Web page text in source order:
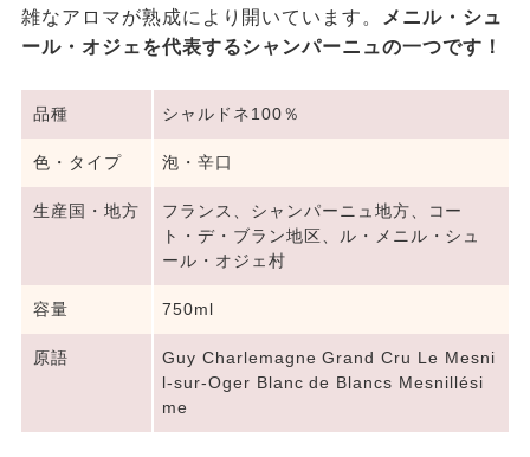
雑なアロマが熟成により開いています。
メニル・シュ
ール・オジェを代表するシャンパーニュの一つです！
品種 シャルドネ100％
色・タイプ 泡・辛口
生産国・地方
フランス、シャンパーニュ地方、コー
ト・デ・ブラン地区、ル・メニル・シュ
ール・オジェ村
容量 750ml
原語
Guy Charlemagne Grand Cru Le Mesni
l-sur-Oger Blanc de Blancs Mesnillési
me